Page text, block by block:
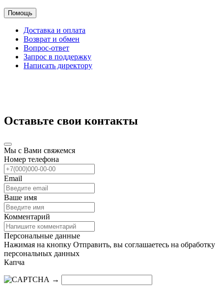
Помощь
Доставка и оплата
Возврат и обмен
Вопрос-ответ
Запрос в поддержку
Написать директору
Оставьте свои контакты
Мы с Вами свяжемся
Номер телефона
Email
Ваше имя
Комментарий
Персональные данные
Нажимая на кнопку Отправить, вы соглашаетесь на обработку
персональных данных
Капча
→